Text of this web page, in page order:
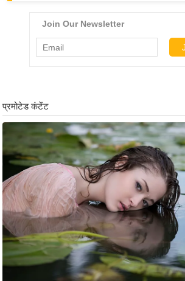
रं
ज
ज
ग
त
बॉ
ली
वु
ड